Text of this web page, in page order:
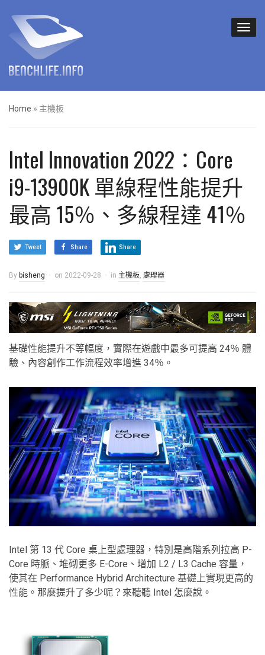
Home » 主機板
Intel Innovation 2022：Core
i9-13900K 單線程性能提升
最高 15％、多線程達 41％
Tweet Share Share
By bisheng on 2022-09-28 in 主機板, 處理器
基礎性能提升不等幅度，實際在遊戲中最多可提高 24％ 體
驗、內容創作工作流程效率增進 34％。
Intel 第 13 代 Core 桌上型處理器，特別是高階系列拉高 P-
Core 時脈、堆砌更多 E-Core、增加 L2 / L3 Cache 容量，
使其在 Performance Hybrid Architecture 基礎上實現更高的
性能。那麼提升了多少呢？來聽聽 Intel 怎麼說。